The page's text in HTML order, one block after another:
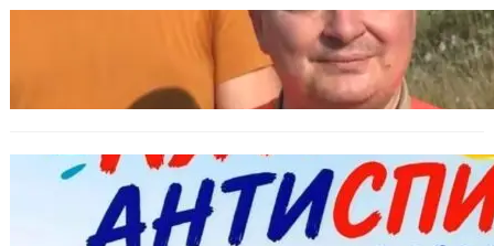
МЗХ: Ловните билети ще могат да се
издават онлайн
БЪЛГАРИЯ
Варна предлага безплатни и анонимни
тестове за ХИВ и други инфекции през
август